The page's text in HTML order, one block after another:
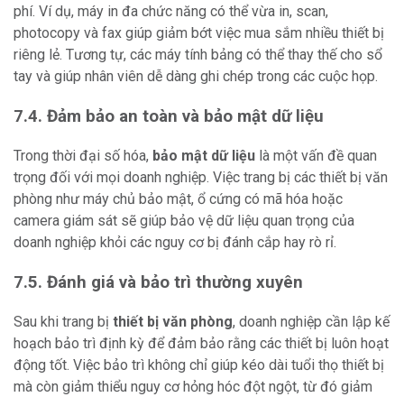
phí. Ví dụ, máy in đa chức năng có thể vừa in, scan,
photocopy và fax giúp giảm bớt việc mua sắm nhiều thiết bị
riêng lẻ. Tương tự, các máy tính bảng có thể thay thế cho sổ
tay và giúp nhân viên dễ dàng ghi chép trong các cuộc họp.
7.4. Đảm bảo an toàn và bảo mật dữ liệu
Trong thời đại số hóa, bảo mật dữ liệu là một vấn đề quan
trọng đối với mọi doanh nghiệp. Việc trang bị các thiết bị văn
phòng như máy chủ bảo mật, ổ cứng có mã hóa hoặc
camera giám sát sẽ giúp bảo vệ dữ liệu quan trọng của
doanh nghiệp khỏi các nguy cơ bị đánh cắp hay rò rỉ.
7.5. Đánh giá và bảo trì thường xuyên
Sau khi trang bị thiết bị văn phòng, doanh nghiệp cần lập kế
hoạch bảo trì định kỳ để đảm bảo rằng các thiết bị luôn hoạt
động tốt. Việc bảo trì không chỉ giúp kéo dài tuổi thọ thiết bị
mà còn giảm thiểu nguy cơ hỏng hóc đột ngột, từ đó giảm